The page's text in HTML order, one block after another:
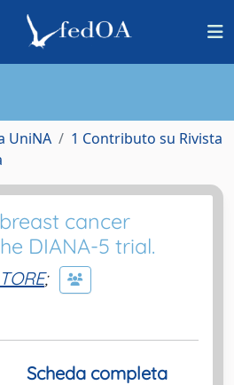
UniNA
1 Contributo su Rivista
cancer
DIANA-5 trial.
;
Scheda completa